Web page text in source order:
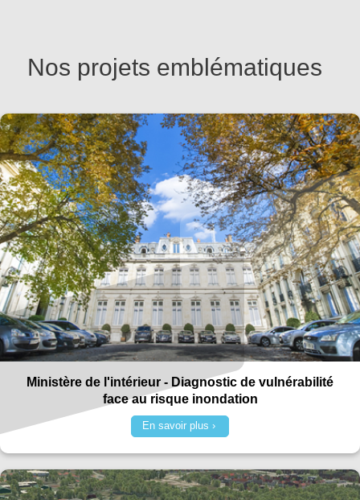
Nos projets emblématiques
Ministère de l'intérieur - Diagnostic de vulnérabilité
face au risque inondation
En savoir plus